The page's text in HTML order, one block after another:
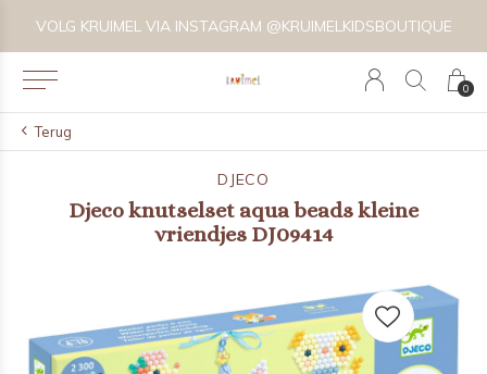
0
VOLG KRUIMEL VIA INSTAGRAM @KRUIMELKIDSBOUTIQUE
Terug
DJECO
Djeco knutselset aqua beads kleine
vriendjes DJ09414